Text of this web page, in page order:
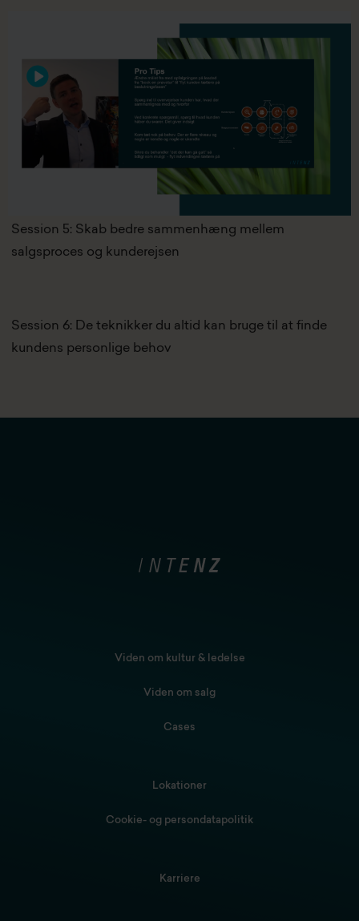
Session 5: Skab bedre sammenhæng mellem
salgsproces og kunderejsen
Session 6: De teknikker du altid kan bruge til at finde
kundens personlige behov
Viden om kultur & ledelse
Viden om salg
Cases
Lokationer
Cookie- og persondatapolitik
Karriere